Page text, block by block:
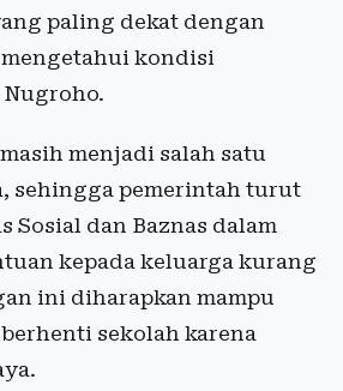
paling dekat dengan
kondisi
Nugroho.
menjadi salah satu
sehingga pemerintah turut
Sosial dan Baznas dalam
kepada keluarga kurang
ini diharapkan mampu
sekolah karena